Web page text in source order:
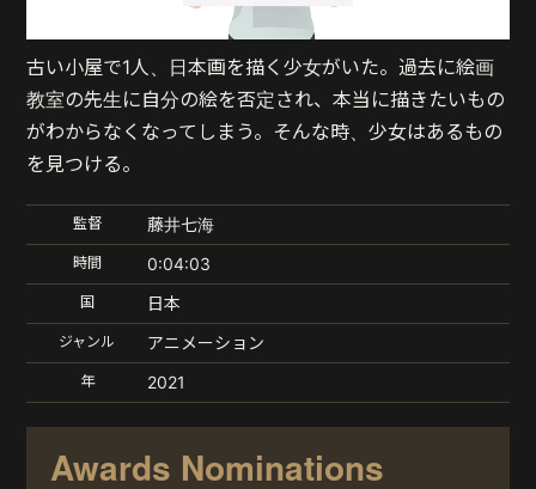
古い小屋で1人、日本画を描く少女がいた。過去に絵画
教室の先生に自分の絵を否定され、本当に描きたいもの
がわからなくなってしまう。そんな時、少女はあるもの
を見つける。
監督 藤井七海
時間 0:04:03
国 日本
ジャンル アニメーション
年 2021
Awards Nominations